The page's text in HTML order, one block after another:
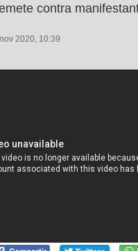
contra
2020, 10:39